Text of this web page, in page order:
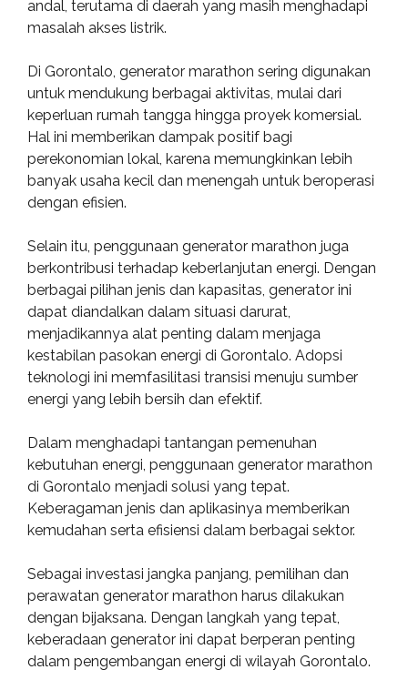
andal, terutama di daerah yang masih menghadapi
masalah akses listrik.
Di Gorontalo, generator marathon sering digunakan
untuk mendukung berbagai aktivitas, mulai dari
keperluan rumah tangga hingga proyek komersial.
Hal ini memberikan dampak positif bagi
perekonomian lokal, karena memungkinkan lebih
banyak usaha kecil dan menengah untuk beroperasi
dengan efisien.
Selain itu, penggunaan generator marathon juga
berkontribusi terhadap keberlanjutan energi. Dengan
berbagai pilihan jenis dan kapasitas, generator ini
dapat diandalkan dalam situasi darurat,
menjadikannya alat penting dalam menjaga
kestabilan pasokan energi di Gorontalo. Adopsi
teknologi ini memfasilitasi transisi menuju sumber
energi yang lebih bersih dan efektif.
Dalam menghadapi tantangan pemenuhan
kebutuhan energi, penggunaan generator marathon
di Gorontalo menjadi solusi yang tepat.
Keberagaman jenis dan aplikasinya memberikan
kemudahan serta efisiensi dalam berbagai sektor.
Sebagai investasi jangka panjang, pemilihan dan
perawatan generator marathon harus dilakukan
dengan bijaksana. Dengan langkah yang tepat,
keberadaan generator ini dapat berperan penting
dalam pengembangan energi di wilayah Gorontalo.